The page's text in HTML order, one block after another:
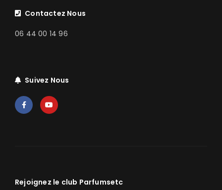
Contactez Nous
06 44 00 14 96
Suivez Nous
Rejoignez le club Parfumsetc